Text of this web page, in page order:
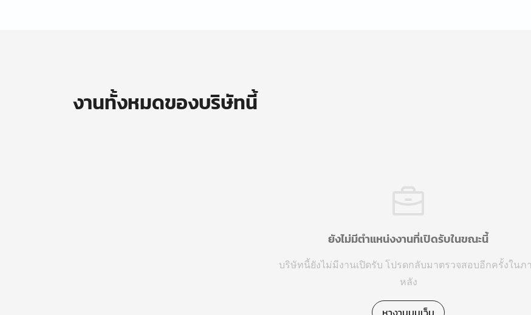
งานทั้งหมดของบริษัทนี้
ยังไม่มีตำแหน่งงานที่เปิดรับในขณะนี้
บริษัทนี้ยังไม่มีงานเปิดรับ โปรดกลับมาตรวจสอบอีกครั้งในภ
หลัง